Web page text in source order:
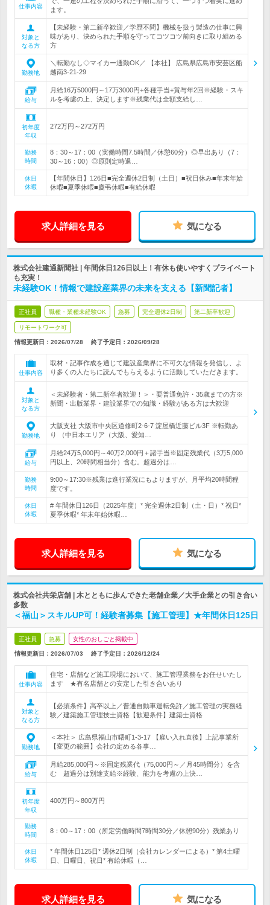
仕事内容
ます。
対象と
なる方
【未経験・第二新卒歓迎／学歴不問】機械を扱う製造の仕事に興
味があり、決められた手順を守ってコツコツ前向きに取り組める
方
勤務地
＼転勤なし◇マイカー通勤OK／ 【本社】 広島県広島市安芸区船
越南3-21-29
給与
月給16万5000円～17万3000円+各種手当+賞与年2回※経験・スキ
ルを考慮の上、決定します※残業代は全額支給し…
初年度
年収
272万円～272万円
勤務
時間
8：30～17：00（実働時間7.5時間／休憩60分）◎早出あり（7：
30～16：00）◎原則定時退…
休日
休暇
【年間休日】126日■完全週休2日制（土日）■祝日休み■年末年始
休暇■夏季休暇■慶弔休暇■有給休暇
求人詳細を見る 気になる
株式会社建通新聞社 | 年間休日126日以上！有休も使いやすくプライベート
も充実！
未経験OK！情報で建設産業界の未来を支える【新聞記者】
正社員 職種・業種未経験OK 急募 完全週休2日制 第二新卒歓迎
リモートワーク可
情報更新日：2026/07/28 終了予定日： 2026/09/28
仕事内容
取材・記事作成を通じて建設産業界に不可欠な情報を発信し、よ
り多くの人たちに読んでもらえるように活動していただきます。
対象と
なる方
＜未経験者・第二新卒者歓迎！＞・要普通免許・35歳までの方※
新聞・出版業界・建設業界での知識・経験がある方は大歓迎
勤務地
大阪支社 大阪市中央区道修町2-6-7 淀屋橋近藤ビル3F ※転勤あ
り （中日本エリア（大阪、愛知…
給与
月給24万5,000円～40万2,000円＋諸手当※固定残業代（3万5,000
円以上、20時間相当分）含む。超過分は…
勤務
時間
9:00～17:30※残業は進行業況にもよりますが、月平均20時間程
度です。
休日
休暇
# 年間休日126日（2025年度）* 完全週休2日制（土・日）* 祝日*
夏季休暇* 年末年始休暇…
求人詳細を見る 気になる
株式会社共栄店舗 | 木とともに歩んできた老舗企業／大手企業との引き合い
多数
＜福山＞スキルUP可！経験者募集【施工管理】★年間休日125日
正社員 急募 女性のおしごと掲載中
情報更新日：2026/07/03 終了予定日： 2026/12/24
仕事内容
住宅・店舗など施工現場において、施工管理業務をお任せいたし
ます ★有名店舗との安定した引き合いあり
対象と
なる方
【必須条件】高卒以上／普通自動車運転免許／施工管理の実務経
験／建築施工管理技士資格【歓迎条件】建築士資格
勤務地
＜本社＞ 広島県福山市曙町1-3-17 【雇い入れ直後】上記事業所
【変更の範囲】会社の定める各事…
給与
月給285,000円～※固定残業代（75,000円～／月45時間分）を含
む 超過分は別途支給※経験、能力を考慮の上決…
初年度
年収
400万円～800万円
勤務
時間
8：00～17：00（所定労働時間7時間30分／休憩90分）残業あり
休日
休暇
* 年間休日125日* 週休2日制（会社カレンダーによる）* 第4土曜
日、日曜日、祝日* 有給休暇（…
求人詳細を見る 気になる